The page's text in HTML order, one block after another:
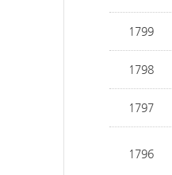
1799
1798
1797
1796